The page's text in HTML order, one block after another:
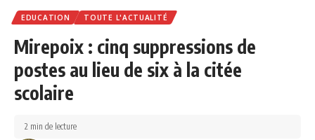
EDUCATION TOUTE L'ACTUALITÉ
Mirepoix : cinq suppressions de
postes au lieu de six à la citée
scolaire
2 min de lecture